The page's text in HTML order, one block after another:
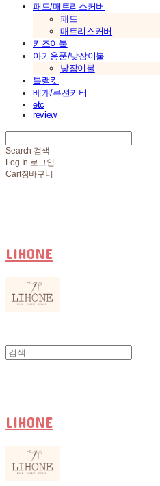
패드/매트리스커버
패드
매트리스커버
키즈이불
아기용품/낮잠이불
낮잠이불
블랭킷
베개/쿠션커버
etc
review
Search 검색
Log In 로그인
Cart장바구니
LIHONE
LIHONE